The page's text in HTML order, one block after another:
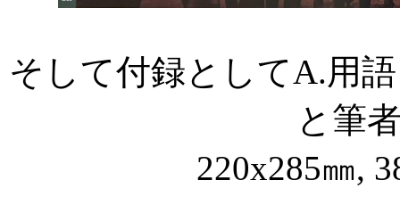
そして付録としてA.用
と筆
220x285㎜,